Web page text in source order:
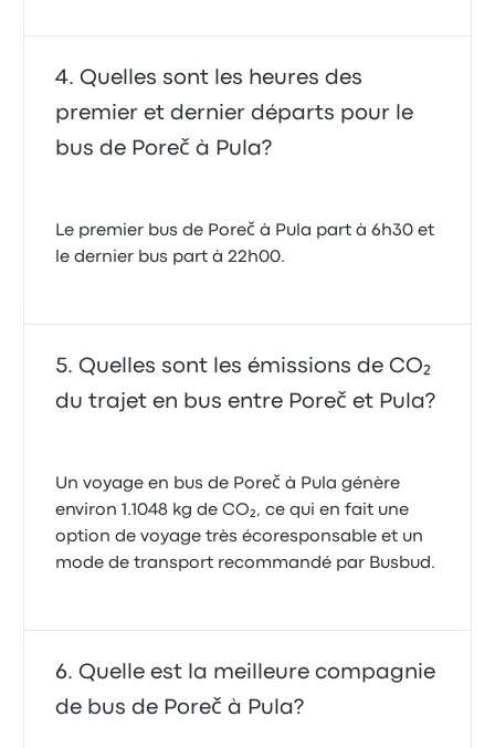
Quelles sont les heures des
premier et dernier départs pour le
bus de Poreč à Pula?
Le premier bus de Poreč à Pula part à 6h30 et
le dernier bus part à 22h00.
Quelles sont les émissions de CO₂
du trajet en bus entre Poreč et Pula?
Un voyage en bus de Poreč à Pula génère
environ 1.1048 kg de CO₂, ce qui en fait une
option de voyage très écoresponsable et un
mode de transport recommandé par Busbud.
Quelle est la meilleure compagnie
de bus de Poreč à Pula?